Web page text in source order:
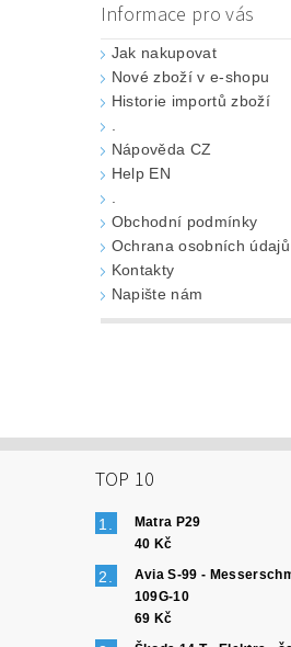
Informace pro vás
Jak nakupovat
Nové zboží v e-shopu
Historie importů zboží
Nápověda CZ
Help EN
Obchodní podmínky
Ochrana osobních
Kontakty
Napište nám
TOP 10
Matra P29
40 Kč
Avia S-99 -
109G-10
69 Kč